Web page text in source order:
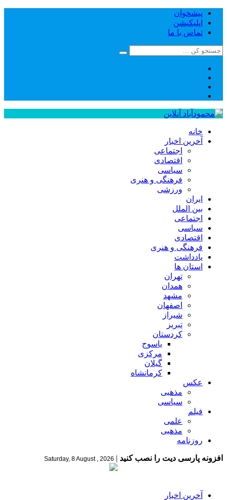
پیشخوان
اپلیکیشن
تماس با ما
خانه
آخرین اخبار
اجتماعی
اقتصادی
سیاسی
فرهنگی و هنری
ورزشی
ایران
بین الملل
اجتماعی
سیاسی
اقتصادی
فرهنگی و هنری
یادداشت
استان ها
تهران
همدان
مشهد
اصفهان
شیراز
تبریز
کردستان
یاسوج
مرکزی
گیلان
کرمانشاه
عکس
مذهبی
سیاسی
فیلم
علمی
مذهبی
روزنامه
افزونه پارسی دیت را نصب کنید |
Saturday, 8 August , 2026
آخرین اخبار